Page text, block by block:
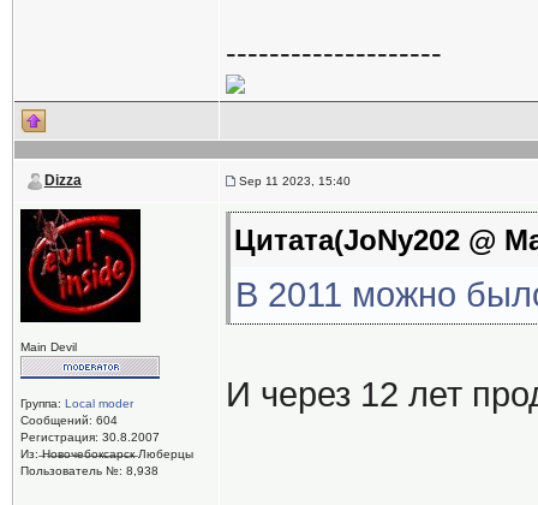
--------------------
Dizza Sep 11 2023, 15:40
Main Devil
Группа: Local moder
Сообщений: 604
Регистрация: 30.8.2007
Из: ̶Н̶о̶в̶о̶ч̶е̶б̶о̶к̶с̶а̶р̶с̶к̶ Люберцы
Пользователь №: 8,938
Цитата(JoNy202 @
В 2011 можно
И через 12 лет